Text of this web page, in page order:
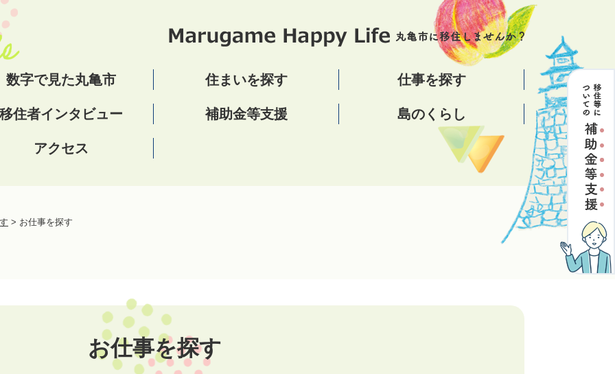
数字で見た丸亀市 住まいを探す 仕事を探す
住者インタビュー 補助金等支援 島のくらし
アクセス
> お仕事を探す
お仕事を探す